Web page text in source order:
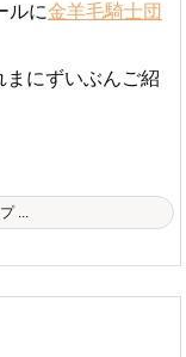
ルに金羊毛騎士団
まにずいぶんご紹
...